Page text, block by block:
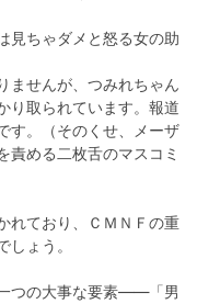
見ちゃダメと怒る女の助
ませんが、つみれちゃん
り取られています。報道
す。（そのくせ、メーザ
責める二枚舌のマスコミ
れており、ＣＭＮＦの重
ょう。
つの大事な要素――「男